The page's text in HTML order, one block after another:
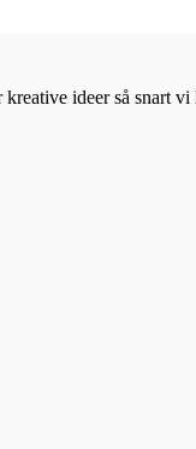
ideer så